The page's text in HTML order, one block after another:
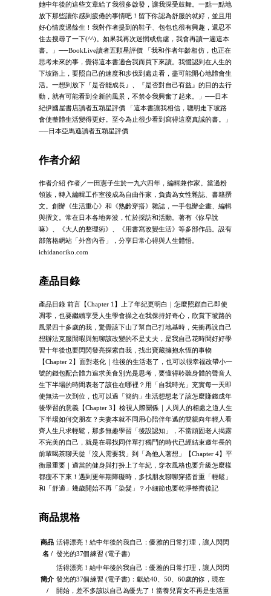
她中年後的這些文章給了我很多啟發，讓我深受鼓舞。一點一點地
放下那些讓你感到疲倦的事情吧！留下你認為舒服的就好，並且用
好心情度過餘生！我對作者提到的鞋子、包包也很有興趣，還忍不
住去搜尋了一下(^^)。如果我再次迷惘或焦慮，我會再讀一遍這本
書。」──BookLive讀者五顆星評價 「我和作者年齡相仿，也正在
思考未來的事，覺得這本書適合我而買下來讀。我體認到在人生的
下坡路上，要照自己的速度和步伐到處走看，盡可能開心地體會生
活。一想到放下『是否能成長』、『是否對自己有益』的目的去行
動，就有可能看到全新的風景，不禁令我興奮了起來。」──日本
紀伊國屋書店讀者五顆星評價 「這本書讓我相信，聰明走下坡路
會使整體生活變得更好。至今為止很少看到寫得這麼真誠的書。」
──日本亞馬遜讀者五顆星評價
作者介紹
作者介紹 作者／一田憲子生於一九六四年，編輯兼作家。當過粉
領族，轉入編輯工作室後成為自由作家，負責為女性雜誌、書籍撰
文。創辦《生活重心》和《熟齡穿搭》雜誌，一手包辦企畫、編輯
與撰文。常在日本各地奔波，忙於採訪和活動。著有《你早說
嘛》、《大人的整理術》、《用書寫改變生活》等多部作品。設有
部落格網站「外音內香」，分享日常心得與人生體悟。
ichidanoriko.com
產品目錄
產品目錄 前言【Chapter 1】上了年紀更明白｜怎麼照顧自己即使
凋零，也要繼續享受人生學會操之在我保持好奇心，欣賞下坡路的
風景四十多歲的我，驚覺該下山了幫自己打地基時，先衝再說自己
想辦法克服閒暇與無聊該改變的不是丈夫，是我自己花時間好好學
習十年後也要閃閃發亮探索自我，找出寶藏擁抱永恆的事物
【Chapter 2】面對老化｜往後的生活老了，也可以很幸福改帶小一
號的錢包配合體力追求美食別光是思考，要懂得聆聽身體的聲音人
生下半場的時間表老了該住在哪裡？用「自我時光」充實每一天即
使無法一次到位，也可以過「簡約」生活想想老了該怎麼賺錢成年
後學習的意義【Chapter 3】檢視人際關係｜人與人的相處之道人生
下半場如何交朋友？夫妻本就不同用心陪伴年邁的雙親向年輕人看
齊人生只求輕鬆，那多無趣學習「後設認知」，不當頑固老人揭露
不完美的自己，就是在尋找同伴單打獨鬥的時代已經結束邀年長的
前輩喝茶聊天從「沒人需要我」到「為他人著想」【Chapter 4】平
衡最重要｜適當的健身與打扮上了年紀，穿衣風格也要升級怎麼樣
都瘦不下來！遇到更年期障礙時，多找朋友聊聊穿搭首重「輕鬆」
和「舒適」幾歲開始不再「染髮」？小細節也要乾淨整齊後記
商品規格
商品
名 /
活得漂亮！給中年後的我自己：優雅的日常打理，讓人閃閃
發光的37個練習 (電子書)
簡介
/
活得漂亮！給中年後的我自己：優雅的日常打理，讓人閃閃
發光的37個練習 (電子書)：獻給40、50、60歲的你，現在
開始，差不多該以自己為優先了！當養兒育女不再是生活重